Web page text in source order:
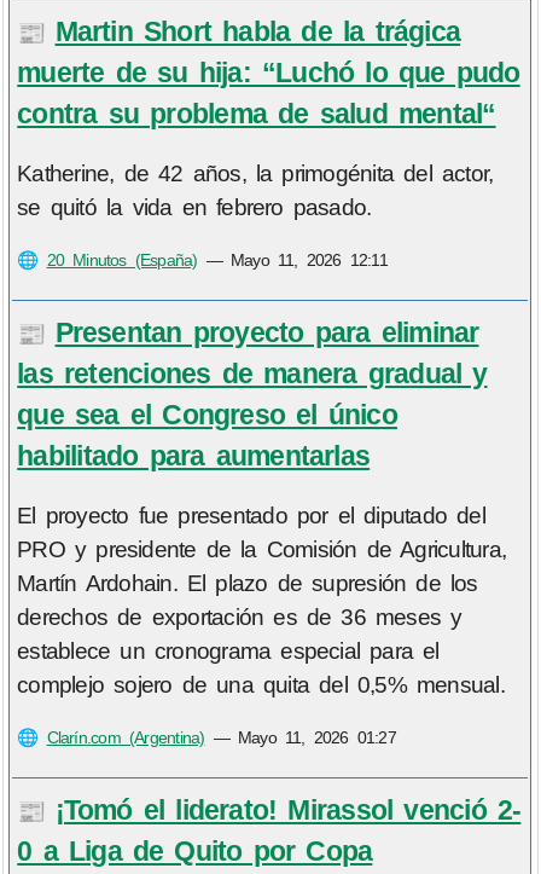
📰 Martin Short habla de la trágica
muerte de su hija: “Luchó lo que pudo
contra su problema de salud mental“
Katherine, de 42 años, la primogénita del actor,
se quitó la vida en febrero pasado.
🌐 20 Minutos (España) — Mayo 11, 2026 12:11
📰 Presentan proyecto para eliminar
las retenciones de manera gradual y
que sea el Congreso el único
habilitado para aumentarlas
El proyecto fue presentado por el diputado del
PRO y presidente de la Comisión de Agricultura,
Martín Ardohain. El plazo de supresión de los
derechos de exportación es de 36 meses y
establece un cronograma especial para el
complejo sojero de una quita del 0,5% mensual.
🌐 Clarín.com (Argentina) — Mayo 11, 2026 01:27
📰 ¡Tomó el liderato! Mirassol venció 2-
0 a Liga de Quito por Copa